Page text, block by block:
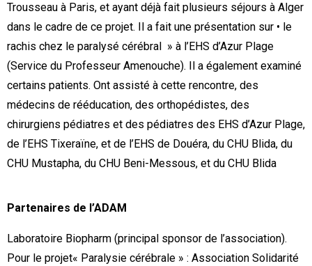
Trousseau à Paris, et ayant déjà fait plusieurs séjours à Alger
dans le cadre de ce projet. Il a fait une présentation sur • le
rachis chez le paralysé cérébral » à l’EHS d’Azur Plage
(Service du Professeur Amenouche). Il a également examiné
certains patients. Ont assisté à cette rencontre, des
médecins de rééducation, des orthopédistes, des
chirurgiens pédiatres et des pédiatres des EHS d’Azur Plage,
de l’EHS Tixeraïne, et de l’EHS de Douéra, du CHU Blida, du
CHU Mustapha, du CHU Beni-Messous, et du CHU Blida
Partenaires de l’ADAM
Laboratoire Biopharm (principal sponsor de l’association).
Pour le projet« Paralysie cérébrale » : Association Solidarité